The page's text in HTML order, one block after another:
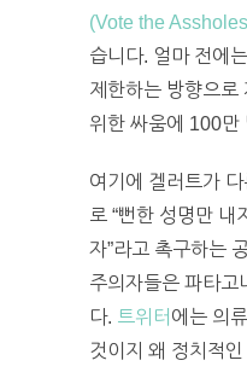
(Vote the
습니다. 얼마 전에
제한하는 방향으로
위한 싸움에 100만
여기에 겔러트가
로 “뻔한 성명만 내
자”라고 촉구하는
주의자들은 파타고
다. 트위터 에는 의
것이지 왜 정치적